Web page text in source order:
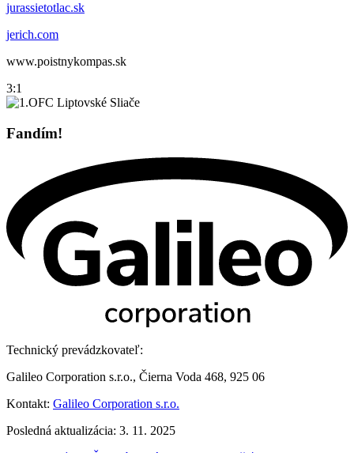
jurassietotlac.sk
jerich.com
www.poistnykompas.sk
3:1
Fandím!
Technický prevádzkovateľ:
Galileo Corporation s.r.o., Čierna Voda 468, 925 06
Kontakt: Galileo Corporation s.r.o.
Posledná aktualizácia: 3. 11. 2025